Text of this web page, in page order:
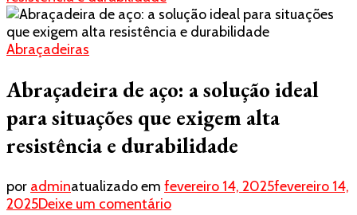
Abraçadeiras
Abraçadeira de aço: a solução ideal
para situações que exigem alta
resistência e durabilidade
por adminatualizado em fevereiro 14, 2025fevereiro 14,
2025Deixe um comentárioem